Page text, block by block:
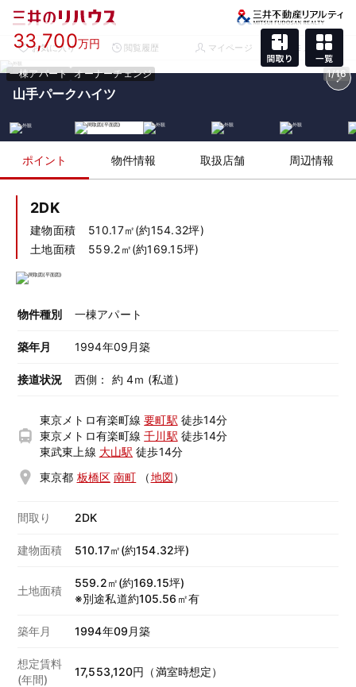
お気に入り 閲覧履歴 マイページ メニュー
一棟アパート オーナーチェンジ 1/16
33,700万円
山手パークハイツ
ポイント 物件情報 取扱店舗 周辺情報
2DK
建物面積
510.17㎡(約154.32坪)
土地面積
559.2㎡(約169.15坪)
物件種別 一棟アパート
築年月 1994年09月築
接道状況 西側： 約 4ｍ (私道)
東京メトロ有楽町線要町駅 徒歩14分
東京メトロ有楽町線千川駅 徒歩14分
東武東上線 大山駅 徒歩14分
東京都 板橋区 南町 （地図）
間取り 2DK
建物面積 510.17㎡(約154.32坪)
土地面積
559.2㎡(約169.15坪)
※別途私道約105.56㎡有
築年月 1994年09月築
想定賃料
(年間)
17,553,120円（満室時想定）